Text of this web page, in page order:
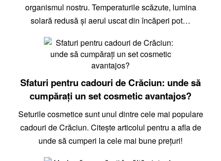
organismul nostru. Temperaturile scăzute, lumina
solară redusă și aerul uscat din încăperi pot…
Sfaturi pentru cadouri de Crăciun: unde să
cumpărați un set cosmetic avantajos?
Seturile cosmetice sunt unul dintre cele mai populare
cadouri de Crăciun. Citește articolul pentru a afla de
unde să cumperi la cele mai bune prețuri!